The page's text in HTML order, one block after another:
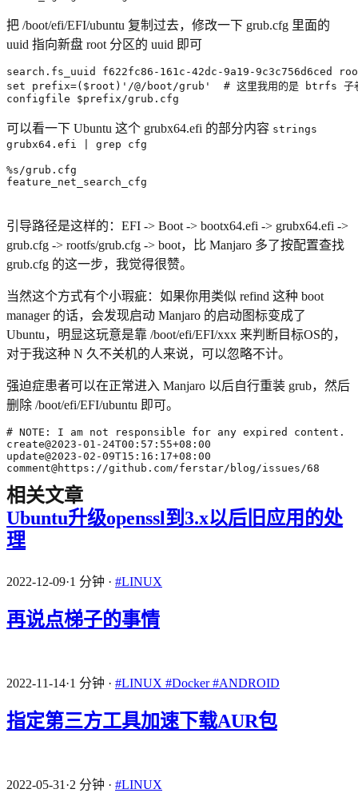
把 /boot/efi/EFI/ubuntu 复制过去，修改一下 grub.cfg 里面的
uuid 指向新盘 root 分区的 uuid 即可
set prefix=( $root ) '/@/boot/grub'
# 这里我用的是 btrfs
configfile $prefix /grub.cfg
可以看一下 Ubuntu 这个 grubx64.efi 的部分内容 strings
grubx64.efi | grep cfg
feature_net_search_cfg
引导路径是这样的：EFI -> Boot -> bootx64.efi -> grubx64.efi ->
grub.cfg -> rootfs/grub.cfg -> boot，比 Manjaro 多了按配置查找
grub.cfg 的这一步，我觉得很赞。
当然这个方式有个小瑕疵：如果你用类似 refind 这种 boot
manager 的话，会发现启动 Manjaro 的启动图标变成了
Ubuntu，明显这玩意是靠 /boot/efi/EFI/xxx 来判断目标OS的，
对于我这种 N 久不关机的人来说，可以忽略不计。
强迫症患者可以在正常进入 Manjaro 以后自行重装 grub，然后
删除 /boot/efi/EFI/ubuntu 即可。
comment@https://github.com/ferstar/blog/issues/68
相关文章
Ubuntu升级openssl到3.x以后旧应用的处
理
2022-12-09·1 分钟 · #LINUX
再说点梯子的事情
2022-11-14·1 分钟 · #LINUX #Docker#ANDROID
指定第三方工具加速下载AUR包
2022-05-31 ·2 分钟 · #LINUX